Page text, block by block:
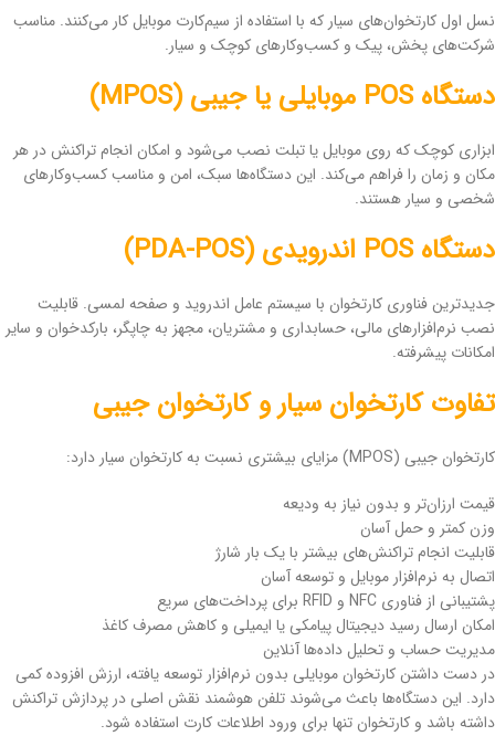
نسل اول کارتخوان‌های سیار که با استفاده از سیم‌کارت موبایل کار می‌کنند. مناسب
شرکت‌های پخش، پیک و کسب‌وکارهای کوچک و سیار.
دستگاه POS موبایلی یا جیبی (MPOS)
ابزاری کوچک که روی موبایل یا تبلت نصب می‌شود و امکان انجام تراکنش در هر
مکان و زمان را فراهم می‌کند. این دستگاه‌ها سبک، امن و مناسب کسب‌وکارهای
شخصی و سیار هستند.
دستگاه POS اندرویدی (PDA-POS)
جدیدترین فناوری کارتخوان با سیستم عامل اندروید و صفحه لمسی. قابلیت
نصب نرم‌افزارهای مالی، حسابداری و مشتریان، مجهز به چاپگر، بارکدخوان و سایر
امکانات پیشرفته.
تفاوت کارتخوان سیار و کارتخوان جیبی
کارتخوان جیبی (MPOS) مزایای بیشتری نسبت به کارتخوان سیار دارد:
قیمت ارزان‌تر و بدون نیاز به ودیعه
وزن کمتر و حمل آسان
قابلیت انجام تراکنش‌های بیشتر با یک بار شارژ
اتصال به نرم‌افزار موبایل و توسعه آسان
پشتیبانی از فناوری NFC و RFID برای پرداخت‌های سریع
امکان ارسال رسید دیجیتال پیامکی یا ایمیلی و کاهش مصرف کاغذ
مدیریت حساب و تحلیل داده‌ها آنلاین
در دست داشتن کارتخوان موبایلی بدون نرم‌افزار توسعه یافته، ارزش افزوده کمی
دارد. این دستگاه‌ها باعث می‌شوند تلفن هوشمند نقش اصلی در پردازش تراکنش
داشته باشد و کارتخوان تنها برای ورود اطلاعات کارت استفاده شود.